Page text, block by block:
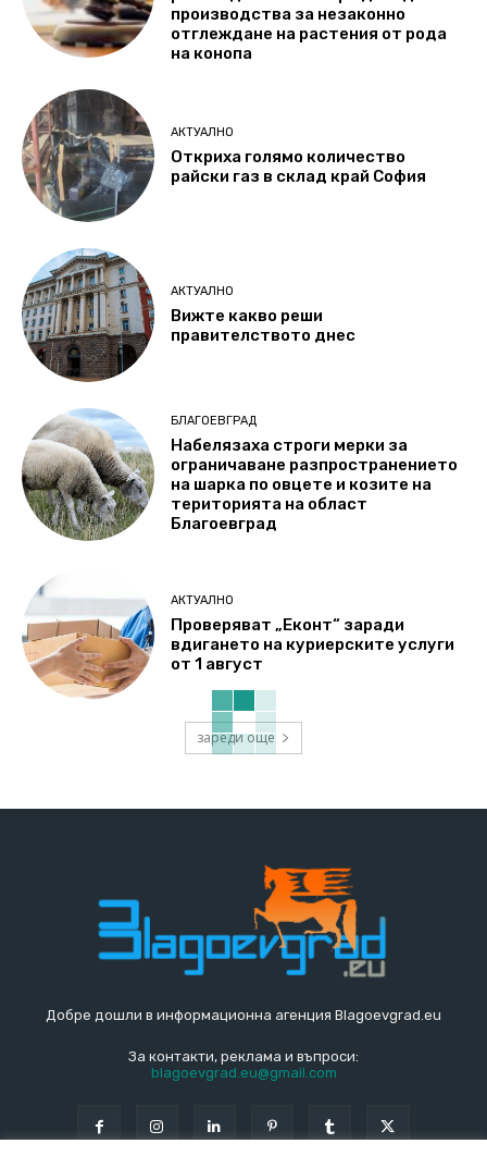
производства за незаконно
отглеждане на растения от рода
на конопа
АКТУАЛНО
Откриха голямо количество
райски газ в склад край София
АКТУАЛНО
Вижте какво реши
правителството днес
БЛАГОЕВГРАД
Набелязаха строги мерки за
ограничаване разпространението
на шарка по овцете и козите на
територията на област
Благоевград
АКТУАЛНО
Проверяват „Еконт“ заради
вдигането на куриерските услуги
от 1 август
зареди още
Добре дошли в информационна агенция Blagoevgrad.eu
За контакти, реклама и въпроси:
blagoevgrad.eu@gmail.com